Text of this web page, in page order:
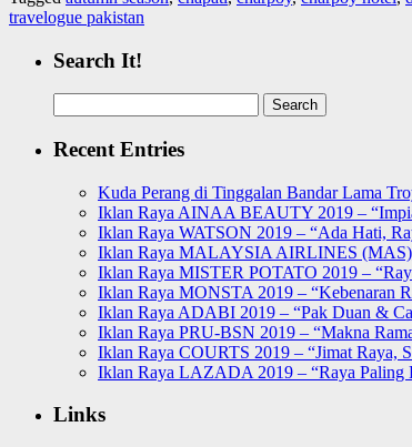
travelogue pakistan
Search It!
for:
Recent Entries
Kuda Perang di Tinggalan Bandar Lama
Iklan Raya AINAA BEAUTY 2019 –
Iklan Raya WATSON 2019 – “Ada Hati,
Iklan Raya MALAYSIA AIRLINES (MAS)
Iklan Raya MISTER POTATO 2019 –
Iklan Raya MONSTA 2019 – “Kebenaran
Iklan Raya ADABI 2019 – “Pak Duan &
Iklan Raya PRU-BSN 2019 – “Makna
Iklan Raya COURTS 2019 – “Jimat Raya,
Iklan Raya LAZADA 2019 – “Raya
Links